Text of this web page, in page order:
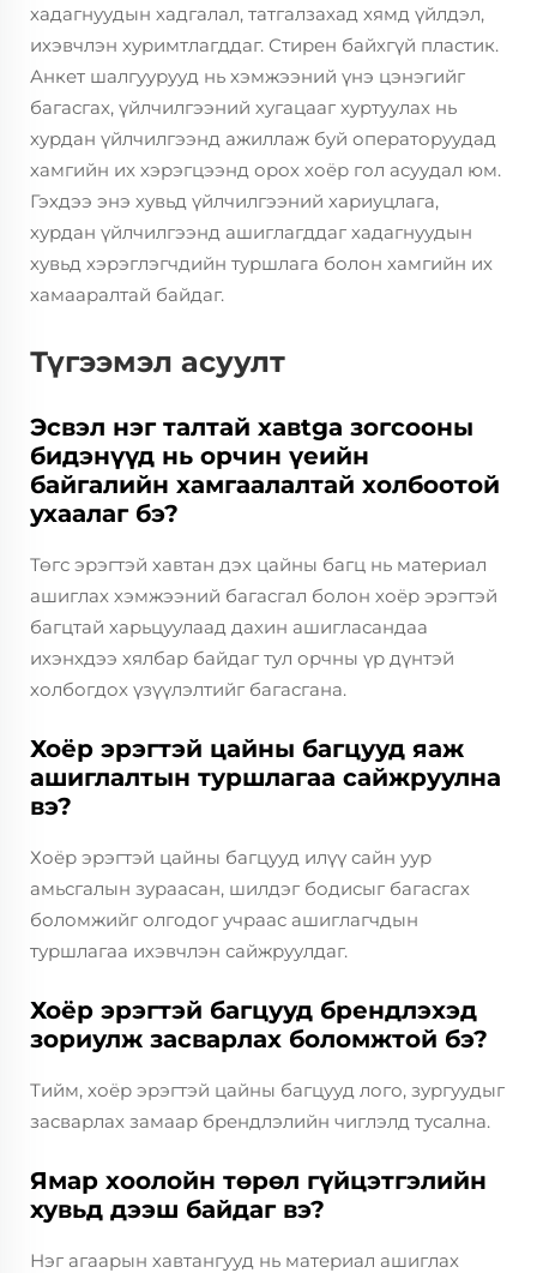
хадагнуудын хадгалал, татгалзахад хямд үйлдэл,
ихэвчлэн хуримтлагддаг. Стирен байхгүй пластик.
Анкет шалгуурууд нь хэмжээний үнэ цэнэгийг
багасгах, үйлчилгээний хугацааг хуртуулах нь
хурдан үйлчилгээнд ажиллаж буй операторуудад
хамгийн их хэрэгцээнд орох хоёр гол асуудал юм.
Гэхдээ энэ хувьд үйлчилгээний хариуцлага,
хурдан үйлчилгээнд ашиглагддаг хадагнуудын
хувьд хэрэглэгчдийн туршлага болон хамгийн их
хамааралтай байдаг.
Түгээмэл асуулт
Эсвэл нэг талтай хавtgа зогсооны
бидэнүүд нь орчин үеийн
байгалийн хамгаалалтай холбоотой
ухаалаг бэ?
Төгс эрэгтэй хавтан дэх цайны багц нь материал
ашиглах хэмжээний багасгал болон хоёр эрэгтэй
багцтай харьцуулаад дахин ашигласандаа
ихэнхдээ хялбар байдаг тул орчны үр дүнтэй
холбогдох үзүүлэлтийг багасгана.
Хоёр эрэгтэй цайны багцууд яаж
ашиглалтын туршлагаа сайжруулна
вэ?
Хоёр эрэгтэй цайны багцууд илүү сайн уур
амьсгалын зураасан, шилдэг бодисыг багасгах
боломжийг олгодог учраас ашиглагчдын
туршлагаа ихэвчлэн сайжруулдаг.
Хоёр эрэгтэй багцууд брендлэхэд
зориулж засварлах боломжтой бэ?
Тийм, хоёр эрэгтэй цайны багцууд лого, зургуудыг
засварлах замаар брендлэлийн чиглэлд тусална.
Ямар хоолойн төрөл гүйцэтгэлийн
хувьд дээш байдаг вэ?
Нэг агаарын хавтангууд нь материал ашиглах